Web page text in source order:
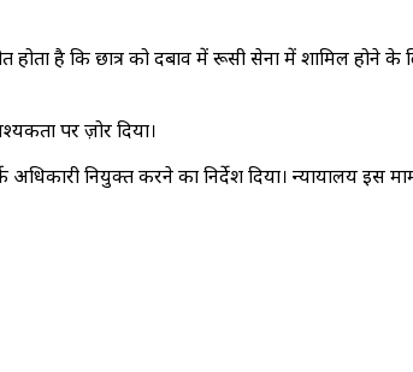
होता है कि छात्र को दबाव में रूसी सेना में शामिल
पर ज़ोर दिया।
नियुक्त करने का निर्देश दिया। न्यायालय इस